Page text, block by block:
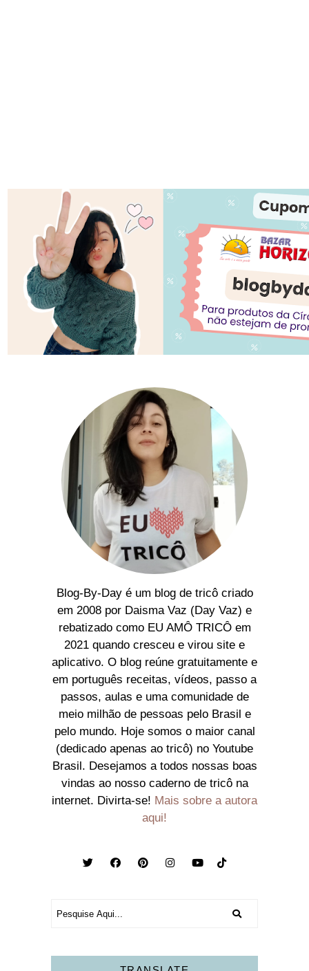
Blog-By-Day é um blog de tricô criado
em 2008 por Daisma Vaz (Day Vaz) e
rebatizado como EU AMÔ TRICÔ em
2021 quando cresceu e virou site e
aplicativo. O blog reúne gratuitamente e
em português receitas, vídeos, passo a
passos, aulas e uma comunidade de
meio milhão de pessoas pelo Brasil e
pelo mundo. Hoje somos o maior canal
(dedicado apenas ao tricô) no Youtube
Brasil. Desejamos a todos nossas boas
vindas ao nosso caderno de tricô na
internet. Divirta-se! Mais sobre a autora
aqui!